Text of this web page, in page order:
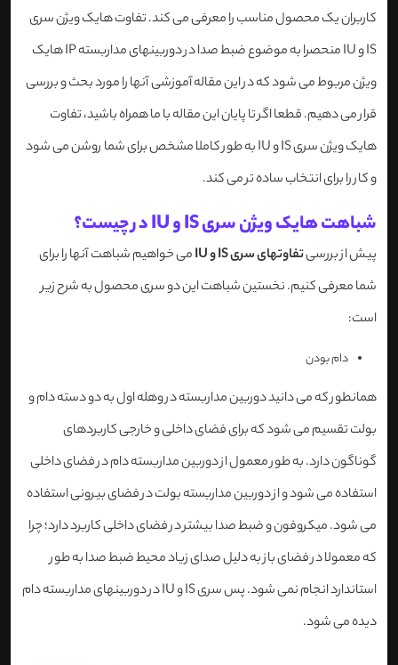
کاربران یک محصول مناسب را معرفی می کند. تفاوت هایک ویژن سری
IS و IU منحصرا به موضوع ضبط صدا در دوربینهای مداربسته IP هایک
ویژن مربوط می شود که در این مقاله آموزشی آنها را مورد بحث و بررسی
قرار می دهیم. قطعا اگر تا پایان این مقاله با ما همراه باشید، تفاوت
هایک ویژن سری IS و IU به طور کاملا مشخص برای شما روشن می شود
و کار را برای انتخاب ساده تر می کند.
شباهت هایک ویژن سری IS و IU در چیست؟
پیش از بررسیتفاوتهای سری IS و IU
می خواهیم شباهت آنها را برای
شما معرفی کنیم. نخستین شباهت این دو سری محصول به شرح زیر
است:
دام بودن
همانطور که می دانید دوربین مداربسته در وهله اول به دو دسته دام و
بولت تقسیم می شود که برای فضای داخلی و خارجی کاربردهای
گوناگون دارد. به طور معمول از دوربین مداربسته دام در فضای داخلی
استفاده می شود و از دوربین مداربسته بولت در فضای بیرونی استفاده
می شود. میکروفون و ضبط صدا بیشتر در فضای داخلی کاربرد دارد؛ چرا
که معمولا در فضای باز به دلیل صدای زیاد محیط ضبط صدا به طور
استاندارد انجام نمی شود. پس سری IS و IU در دوربینهای مداربسته دام
دیده می شود.